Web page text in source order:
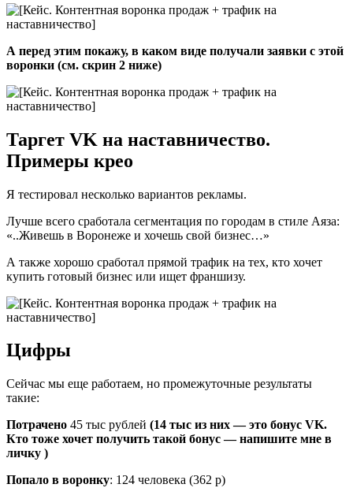
А перед этим покажу, в каком виде получали заявки с этой
воронки (см. скрин 2 ниже)
Таргет VK на наставничество.
Примеры крео
Я тестировал несколько вариантов рекламы.
Лучше всего сработала сегментация по городам в стиле Аяза:
«..Живешь в Воронеже и хочешь свой бизнес…»
А также хорошо сработал прямой трафик на тех, кто хочет
купить готовый бизнес или ищет франшизу.
Цифры
Сейчас мы еще работаем, но промежуточные результаты
такие:
Потрачено 45 тыс рублей (14 тыс из них — это бонус VK.
Кто тоже хочет получить такой бонус — напишите мне в
личку )
Попало в воронку: 124 человека (362 р)